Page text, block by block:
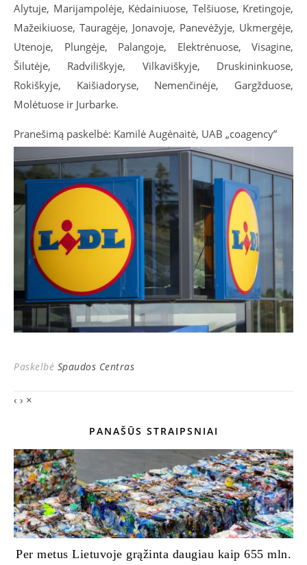
Alytuje, Marijampolėje, Kėdainiuose, Telšiuose, Kretingoje,
Mažeikiuose, Tauragėje, Jonavoje, Panevėžyje, Ukmergėje,
Utenoje, Plungėje, Palangoje, Elektrėnuose, Visagine,
Šilutėje, Radviliškyje, Vilkaviškyje, Druskininkuose,
Rokiškyje, Kaišiadoryse, Nemenčinėje, Gargžduose,
Molėtuose ir Jurbarke.
Pranešimą paskelbė: Kamilė Augėnaitė, UAB „coagency”
Paskelbė Spaudos Centras
‹ › ×
PANAŠŪS STRAIPSNIAI
Per metus Lietuvoje grąžinta daugiau kaip 655 mln.